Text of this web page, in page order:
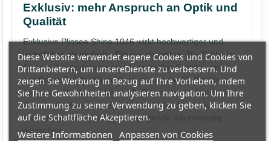
Exklusiv: mehr Anspruch an Optik und
Qualität
Exklusive Plissee Shine 1046 wirkt hochwertiger und
wohnlicher als einfache Plissee-Varianten. Die Exklusiv-
Serie ist besonders passend, wenn das Fenster ein
sichtbarer Teil der Einrichtung ist und die Stoffwirkung
bewusst edler erscheinen soll. Damit eignet sich dieses
Produkt für Kunden, die nicht nur Sichtschutz kaufen,
sondern eine langfristig überzeugende Raumlösung
wünschen.
Diese Website verwendet eigene Cookies und Cookies von
Drittanbietern, um unsereDienste zu verbessern. Und
zeigen Sie Werbung in Bezug auf Ihre Vorlieben, indem
Sie Ihre Gewohnheiten analysieren navigation. Um Ihre
Zustimmung zu seiner Verwendung zu geben, klicken Sie
auf die Schaltfläche Akzeptieren.
Weitere Informationen Anpassen von Cookies